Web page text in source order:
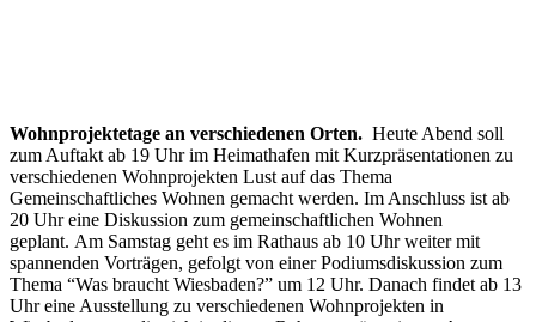
Wohnprojektetage an verschiedenen Orten. Heute Abend soll
zum Auftakt ab 19 Uhr im Heimathafen mit Kurzpräsentationen zu
verschiedenen Wohnprojekten Lust auf das Thema
Gemeinschaftliches Wohnen gemacht werden. Im Anschluss ist ab
20 Uhr eine Diskussion zum gemeinschaftlichen Wohnen
geplant. Am Samstag geht es im Rathaus ab 10 Uhr weiter mit
spannenden Vorträgen, gefolgt von einer Podiumsdiskussion zum
Thema “Was braucht Wiesbaden?” um 12 Uhr. Danach findet ab 13
Uhr eine Ausstellung zu verschiedenen Wohnprojekten in